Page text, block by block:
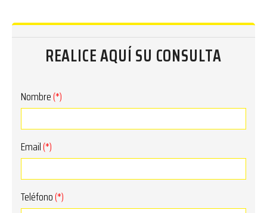
REALICE AQUÍ SU CONSULTA
Nombre(*)
Email(*)
Teléfono(*)